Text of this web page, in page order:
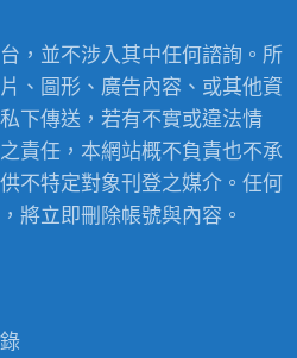
，並不涉入其中任何諮詢。所
、圖形、廣告內容、或其他資
下傳送，若有不實或違法情
責任，本網站概不負責也不承
不特定對象刊登之媒介。任何
將立即刪除帳號與內容。